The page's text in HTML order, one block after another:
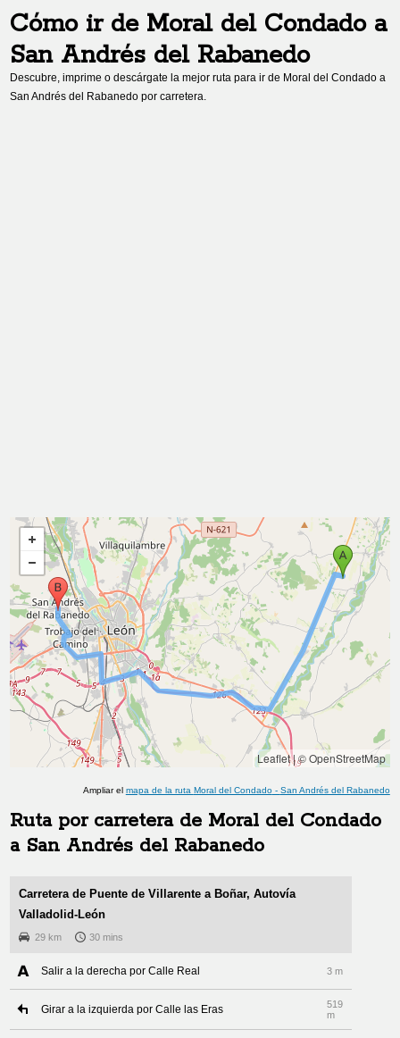
Cómo ir de Moral del Condadoa
San Andrés del Rabanedo
Descubre, imprime o descárgate la mejor ruta para ir de Moral del Condado a
San Andrés del Rabanedo por carretera.
Leaflet|© OpenStreetMap
Ampliar el mapa de la ruta Moral del Condado- San Andrés del Rabanedo
Ruta por carretera de Moral del Condado
a San Andrés del Rabanedo
Carretera de Puente de Villarente a Boñar, Autovía
Valladolid-León
29 km 30 mins
Salir a la derecha por Calle Real 3 m
Girar a la izquierda por Calle las Eras
519
m